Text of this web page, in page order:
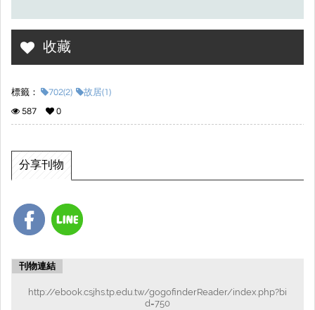
收藏
標籤： 702(2)
故居(1)
587
0
分享刊物
刊物連結
http://ebook.csjhs.tp.edu.tw/gogofinderReader/index.php?bi
d=750